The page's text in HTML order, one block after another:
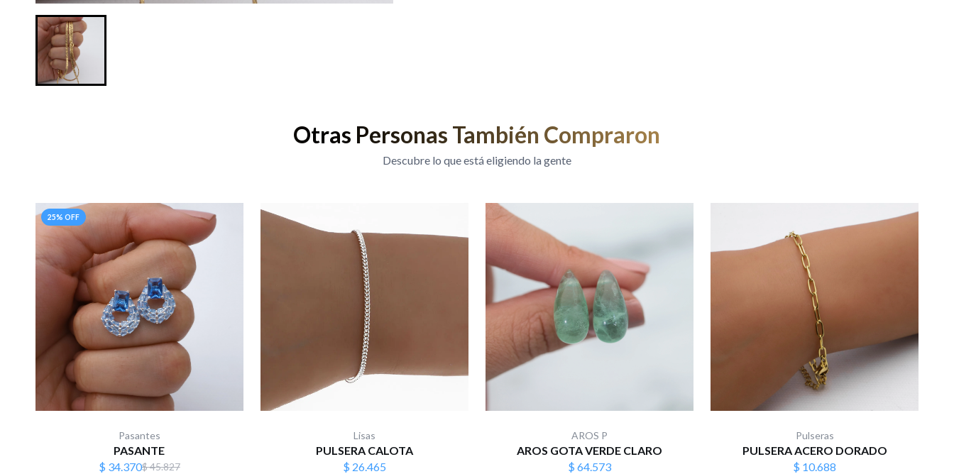
Otras Personas También Compraron
Descubre lo que está eligiendo la gente
25% OFF
Pasantes
PASANTE
$ 34.370$ 45.827
Lisas
PULSERA CALOTA
$ 26.465
AROS P
AROS GOTA VERDE CLARO
$ 64.573
Pulseras
PULSERA ACERO DORADO
$ 10.688